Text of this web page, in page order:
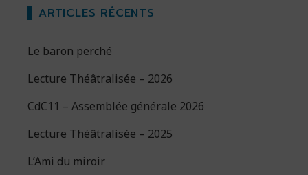
ARTICLES RÉCENTS
Le baron perché
Lecture Théâtralisée – 2026
CdC11 – Assemblée générale 2026
Lecture Théâtralisée – 2025
L’Ami du miroir